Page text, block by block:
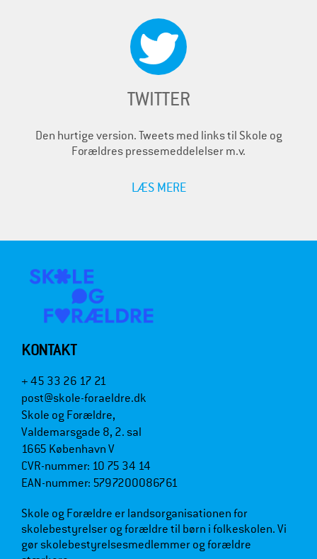
TWITTER
Den hurtige version. Tweets med links til Skole og
Forældres pressemeddelelser m.v.
LÆS MERE
KONTAKT
+ 45 33 26 17 21
post@skole-foraeldre.dk
Skole og Forældre,
Valdemarsgade 8, 2. sal
1665 København V
CVR-nummer: 10 75 34 14
EAN-nummer: 5797200086761
Skole og Forældre er landsorganisationen for
skolebestyrelser og forældre til børn i folkeskolen. Vi
gør skolebestyrelsesmedlemmer og forældre